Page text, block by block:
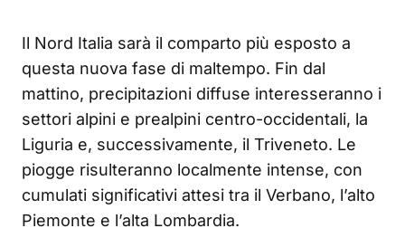
Il Nord Italia sarà il comparto più esposto a
questa nuova fase di maltempo. Fin dal
mattino, precipitazioni diffuse interesseranno i
settori alpini e prealpini centro-occidentali, la
Liguria e, successivamente, il Triveneto. Le
piogge risulteranno localmente intense, con
cumulati significativi attesi tra il Verbano, l’alto
Piemonte e l’alta Lombardia.